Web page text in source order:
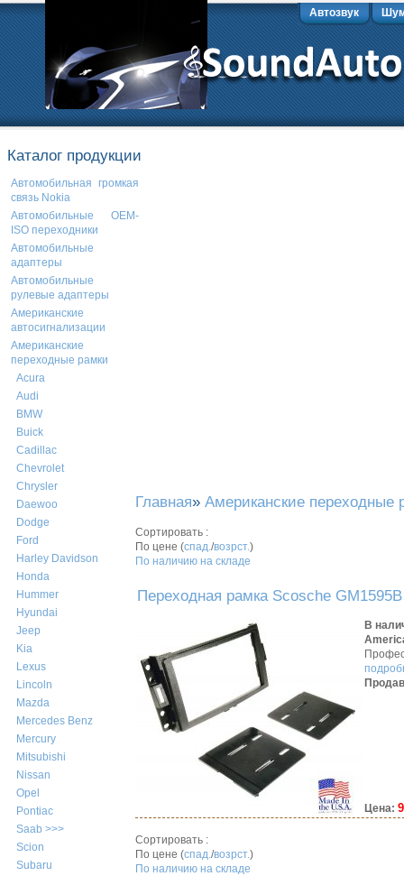
Автозвук
Каталог продукции
Автомобильная громкая
связь Nokia
Автомобильные OEM-
ISO переходники
Автомобильные
адаптеры
Автомобильные
рулевые адаптеры
Американские
автосигнализации
Американские
переходные рамки
Acura
Audi
BMW
Buick
Cadillac
Chevrolet
Chrysler
Daewoo
Dodge
Ford
Harley Davidson
Honda
Hummer
Hyundai
Jeep
Kia
Lexus
Lincoln
Mazda
Mercedes Benz
Mercury
Mitsubishi
Nissan
Opel
Pontiac
Saab >>>
Scion
Subaru
Главная» Американские переходные
Сортировать :
По цене (спад./возрст.)
По наличию на складе
Переходная рамка Scosche
В
Цена:
Сортировать :
По цене (спад./возрст.)
По наличию на складе